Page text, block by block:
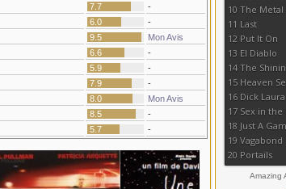
7.7
-
6.0
-
9.5
Mon Avis
6.6
-
5.9
-
7.9
-
8.0
Mon Avis
8.5
-
5.7 -